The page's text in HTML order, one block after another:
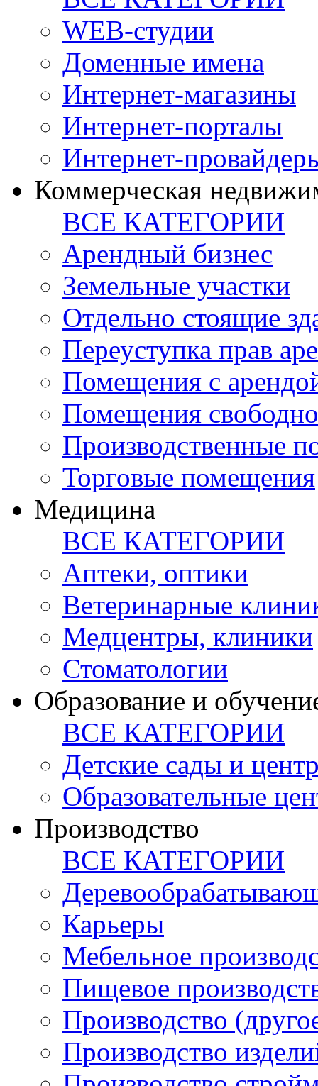
WEB-студии
Доменные имена
Интернет-магазины
Интернет-порталы
Интернет-
Коммерческая
ВСЕ КАТЕГОРИИ
Арендный бизнес
Земельные участки
Отдельно стоящие
Переуступка прав
Помещения с
Помещения
Производственные
Торговые помещения
Медицина
ВСЕ КАТЕГОРИИ
Аптеки, оптики
Ветеринарные
Медцентры, клиники
Стоматологии
Образование и
ВСЕ КАТЕГОРИИ
Детские сады и
Образовательные
Производство
ВСЕ КАТЕГОРИИ
Карьеры
Мебельное
Пищевое
Производство
Производство